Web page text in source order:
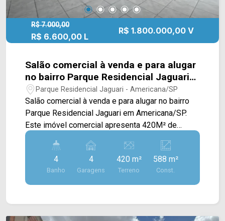
R$ 7.000,00
R$ 6.600,00 L
R$ 1.800.000,00 V
Salão comercial à venda e para alugar
no bairro Parque Residencial Jaguari
em Americana/SP
Parque Residencial Jaguari - Americana/SP
Salão comercial à venda e para alugar no bairro
Parque Residencial Jaguari em Americana/SP.
Este imóvel comercial apresenta 420M² de
terreno e 588M² de construção, com uma
configuração versátil distribuída em dois
pavimentos, ideal para empresas que buscam
integrar operação, armazenamento e área
administrativa em um único endereço. O
4
Banho
4
Garagens
420 m²
Terreno
588 m²
Const.